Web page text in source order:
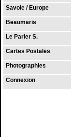
Savoie / Europe
Beaumaris
Le Parler S.
Cartes Postales
Photographies
Connexion